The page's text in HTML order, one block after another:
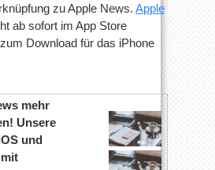
zu Apple News. Apple
ab sofort im App Store
Download für das iPhone
mehr
Unsere
und